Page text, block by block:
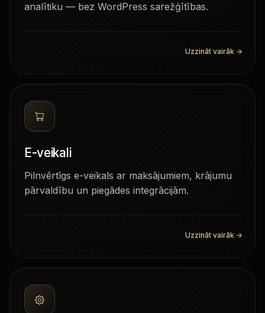
analītiku — bez WordPress sarežģītības.
Uzzināt vairāk →
E-veikali
Pilnvērtīgs e-veikals ar maksājumiem, krājumu
pārvaldību un piegādes integrācijām.
Uzzināt vairāk →